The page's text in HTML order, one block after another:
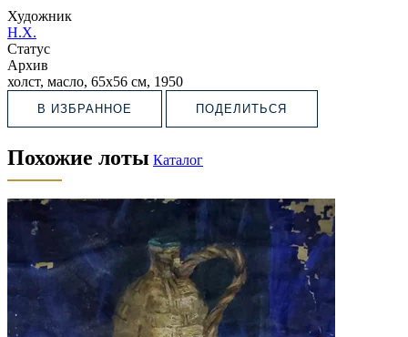
Художник
Н.Х.
Статус
Архив
холст, масло, 65х56 см, 1950
В ИЗБРАННОЕ ПОДЕЛИТЬСЯ
Похожие лоты Каталог